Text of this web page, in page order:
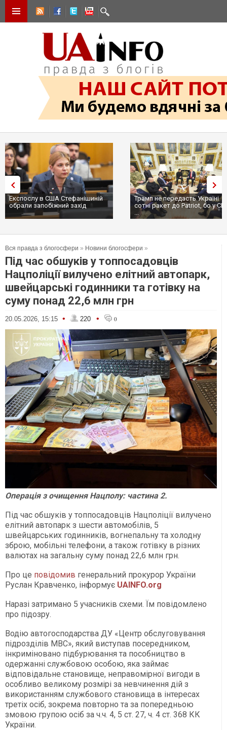
Експослу в США Стефанішиній
обрали запобіжний захід
Трамп не передасть Україні
сотні ракет до Patriot, бо у
...
Вся правда з блогосфери » Новини блогосфери »
Під час обшуків у топпосадовців
Нацполіції вилучено елітний автопарк,
швейцарські годинники та готівку на
суму понад 22,6 млн грн
20.05.2026, 15:15 • 220 • 0
Операція з очищення Нацполу: частина 2.
Під час обшуків у топпосадовців Нацполіції вилучено
елітний автопарк з шести автомобілів, 5
швейцарських годинників, вогнепальну та холодну
зброю, мобільні телефони, а також готівку в різних
валютах на загальну суму понад 22,6 млн грн.
Про це повідомив генеральний прокурор України
Руслан Кравченко, інформує UAINFO.org
Наразі затримано 5 учасників схеми. Їм повідомлено
про підозру.
Водію автогосподарства ДУ «Центр обслуговування
підрозділів МВС», який виступав посередником,
інкриміновано підбурювання та пособництво в
одержанні службовою особою, яка займає
відповідальне становище, неправомірної вигоди в
особливо великому розмірі за невчинення дій з
використанням службового становища в інтересах
третіх осіб, зокрема повторно та за попередньою
змовою групою осіб за ч.ч. 4, 5 ст. 27, ч. 4 ст. 368 КК
України.